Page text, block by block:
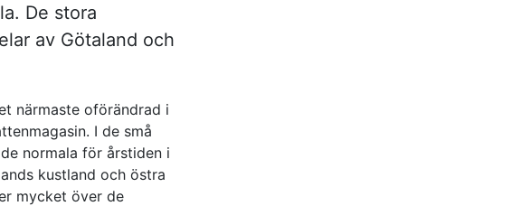
De stora
av Götaland och
närmaste oförändrad i
I de små
normala för årstiden i
kustland och östra
mycket över de